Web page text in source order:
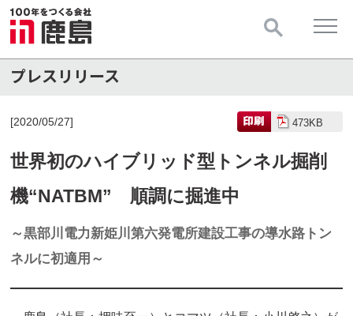
[2020/05/27] 473KB
世界初のハイブリッド型トンネル掘削
機“NATBM” 順調に掘進中
～黒部川電力新姫川第六発電所建設工事の導水路トン
ネルに初適用～